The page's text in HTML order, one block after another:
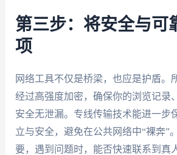
第三步：将安全与可
项
网络工具不仅是桥梁，也应是护盾。
经过高强度加密，确保你的浏览记录
安全无泄漏。专线传输技术能进一步
立与安全，避免在公共网络中“裸奔”
要，遇到问题时，能否快速联系到真